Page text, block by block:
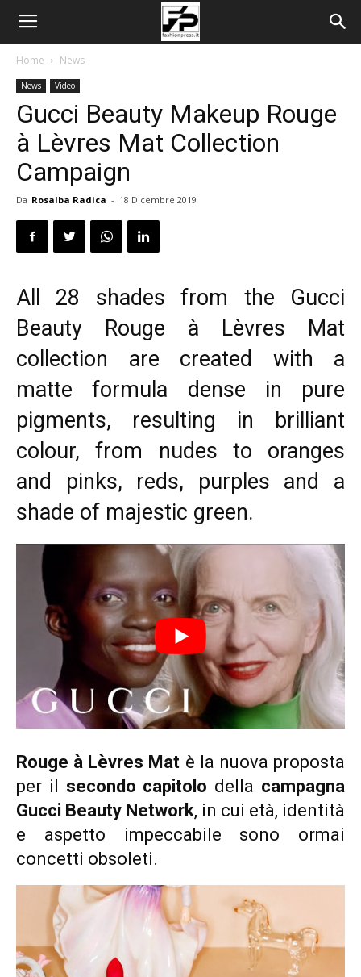
Home News
News Video
Gucci Beauty Makeup Rouge
à Lèvres Mat Collection
Campaign
Da Rosalba Radica - 18 Dicembre 2019
All 28 shades from the Gucci
Beauty Rouge à Lèvres Mat
collection are created with a
matte formula dense in pure
pigments, resulting in brilliant
colour, from nudes to oranges
and pinks, reds, purples and a
shade of majestic green.
Rouge à Lèvres Mat è la nuova proposta
per il secondo capitolo della campagna
Gucci Beauty Network, in cui età, identità
e aspetto impeccabile sono ormai
concetti obsoleti.